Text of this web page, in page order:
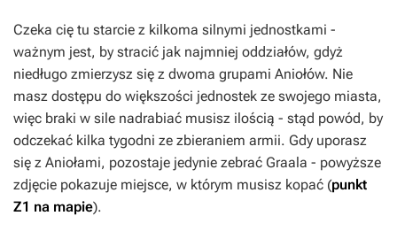
Czeka cię tu starcie z kilkoma silnymi jednostkami -
ważnym jest, by stracić jak najmniej oddziałów, gdyż
niedługo zmierzysz się z dwoma grupami Aniołów. Nie
masz dostępu do większości jednostek ze swojego miasta,
więc braki w sile nadrabiać musisz ilością - stąd powód, by
odczekać kilka tygodni ze zbieraniem armii. Gdy uporasz
się z Aniołami, pozostaje jedynie zebrać Graala - powyższe
zdjęcie pokazuje miejsce, w którym musisz kopać (punkt
Z1 na mapie).